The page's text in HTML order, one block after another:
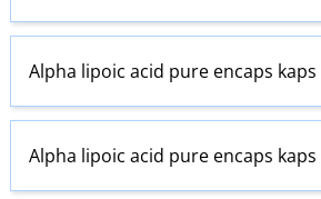
Alpha lipoic acid pure encaps kaps
Alpha lipoic acid pure encaps kaps